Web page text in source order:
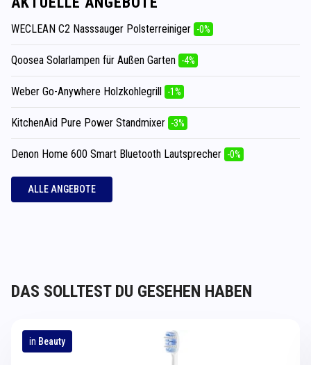
WECLEAN C2 Nasssauger Polsterreiniger -0%
Qoosea Solarlampen für Außen Garten -4%
Weber Go-Anywhere Holzkohlegrill -1%
KitchenAid Pure Power Standmixer -3%
Denon Home 600 Smart Bluetooth Lautsprecher -0%
ALLE ANGEBOTE
DAS SOLLTEST DU GESEHEN HABEN
in Beauty